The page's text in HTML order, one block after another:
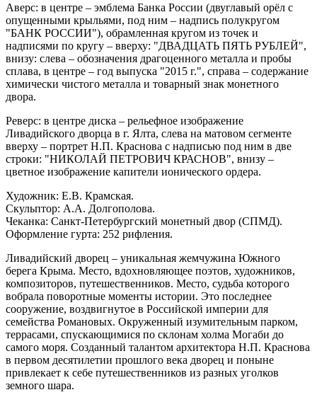
Аверс: в центре – эмблема Банка России (двуглавый орёл с
опущенными крыльями, под ним – надпись полукругом
"БАНК РОССИИ"), обрамленная кругом из точек и
надписями по кругу – вверху: "ДВАДЦАТЬ ПЯТЬ РУБЛЕЙ",
внизу: слева – обозначения драгоценного металла и пробы
сплава, в центре – год выпуска "2015 г.", справа – содержание
химически чистого металла и товарный знак монетного
двора.
Реверс: в центре диска – рельефное изображение
Ливадийского дворца в г. Ялта, слева на матовом сегменте
вверху – портрет Н.П. Краснова с надписью под ним в две
строки: "НИКОЛАЙ ПЕТРОВИЧ КРАСНОВ", внизу –
цветное изображение капители ионического ордера.
Художник: Е.В. Крамская.
Скульптор: А.А. Долгополова.
Чеканка: Санкт-Петербургский монетный двор (СПМД).
Оформление гурта: 252 рифления.
Ливадийский дворец – уникальная жемчужина Южного
берега Крыма. Место, вдохновляющее поэтов, художников,
композиторов, путешественников. Место, судьба которого
вобрала поворотные моменты истории. Это последнее
сооружение, воздвигнутое в Российской империи для
семейства Романовых. Окруженный изумительным парком,
террасами, спускающимися по склонам холма Могаби до
самого моря. Созданный талантом архитектора Н.П. Краснова
в первом десятилетии прошлого века дворец и поныне
привлекает к себе путешественников из разных уголков
земного шара.